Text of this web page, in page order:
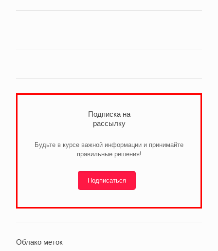
Подписка на
рассылку
Будьте в курсе важной информации и принимайте
правильные решения!
Подписаться
Облако меток